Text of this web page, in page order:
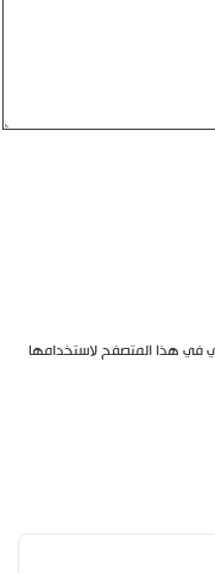
في هذا المتصفح لاستخدامها